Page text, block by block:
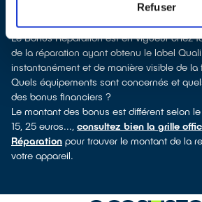
Refuser
Comment bénéficier du Bonus Réparation
Palalda ?
Le Bonus Réparation est en vigueur chez
de la réparation ayant obtenu le label
instantanément et de manière visible de la
Quels équipements sont concernés et
des bonus financiers ?
Le montant des bonus est différent selon le
15, 25 euros..., consultez bien la grille
Réparation pour trouver le montant de la
votre appareil.